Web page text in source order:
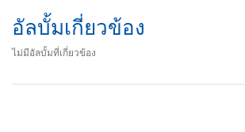
อัลบั้มเกี่ยวข้อง
ไม่มีอัลบั้มที่เกี่ยวข้อง